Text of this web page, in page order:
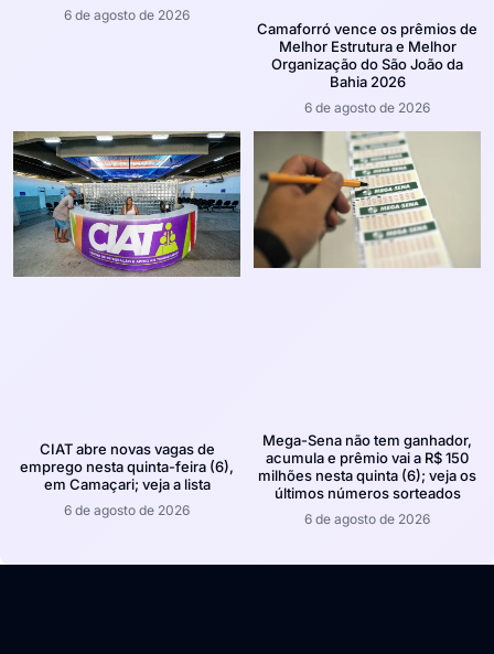
6 de agosto de 2026
Camaforró vence os prêmios de
Melhor Estrutura e Melhor
Organização do São João da
Bahia 2026
6 de agosto de 2026
CIAT abre novas vagas de
emprego nesta quinta-feira (6),
em Camaçari; veja a lista
6 de agosto de 2026
Mega-Sena não tem ganhador,
acumula e prêmio vai a R$ 150
milhões nesta quinta (6); veja os
últimos números sorteados
6 de agosto de 2026